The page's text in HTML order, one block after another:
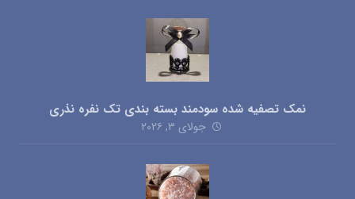
نمک تصفیه شده سودمند بسته بندی تک نفره نذری
جولای ۳, ۲۰۲۶